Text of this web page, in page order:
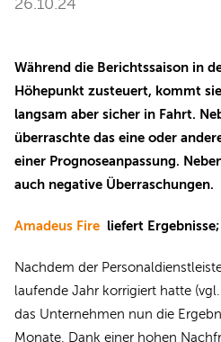
Während die Berichtssaison in
Höhepunkt zusteuert, kommt
langsam aber sicher in Fahrt.
überraschte das eine oder
einer Prognoseanpassung.
auch negative Überraschungen.
Amadeus Fire liefert
Nachdem der
laufende Jahr korrigiert hatte
das Unternehmen nun die
Monate. Dank einer hohen